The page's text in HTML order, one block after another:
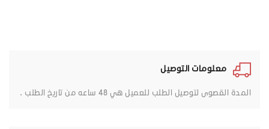
معلومات التوصيل
المدة القصوى لتوصيل الطلب للعميل هي 48 ساعه من تاريخ الطلب .